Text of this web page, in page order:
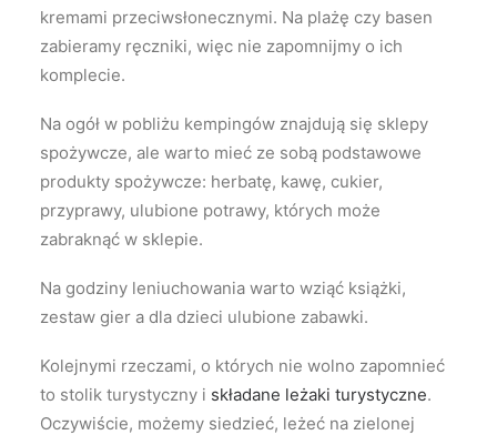
kremami przeciwsłonecznymi. Na plażę czy basen
zabieramy ręczniki, więc nie zapomnijmy o ich
komplecie.
Na ogół w pobliżu kempingów znajdują się sklepy
spożywcze, ale warto mieć ze sobą podstawowe
produkty spożywcze: herbatę, kawę, cukier,
przyprawy, ulubione potrawy, których może
zabraknąć w sklepie.
Na godziny leniuchowania warto wziąć książki,
zestaw gier a dla dzieci ulubione zabawki.
Kolejnymi rzeczami, o których nie wolno zapomnieć
to stolik turystyczny i składane leżaki turystyczne.
Oczywiście, możemy siedzieć, leżeć na zielonej